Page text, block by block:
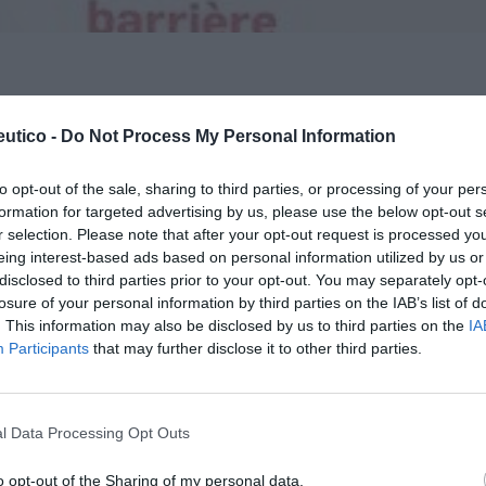
- Do Not Process My Personal Information
opt-out of the sale, sharing to third parties, or processing of your
for targeted advertising by us, please use the below opt-out
selection. Please note that after your opt-out request is processed
interest-based ads based on personal information utilized by us
to third parties prior to your opt-out. You may separately
of your personal information by third parties on the IAB’s list of
This information may also be disclosed by us to third parties on the
Participants that may further disclose it to other third parties.
Data Processing Opt Outs
opt-out of the Sharing of my personal data.
al tiempo que reduce el picor de la piel
y parafarmacias y su precio son 12,44 €.
única crema que combate la rojez de unos
por el cansancio, la intensidad lumínica y el
ordenador. Se vende en farmacias y
€.